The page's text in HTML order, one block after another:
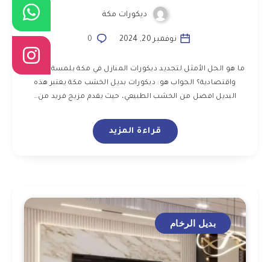
ديكورات مكة
نوفمبر 20, 2024 0
ما هو الحل الأمثل لتجديد ديكورات المنازل في مكة بلمسة عصرية
واقتصادية؟ الجواب هو: ديكورات بديل الخشب مكة يعتبر هذه
البديل افضل من الخشب الطبيعي، حيث يقدم مزيج فريد من…
قراءة المزيد
بديل الرخام